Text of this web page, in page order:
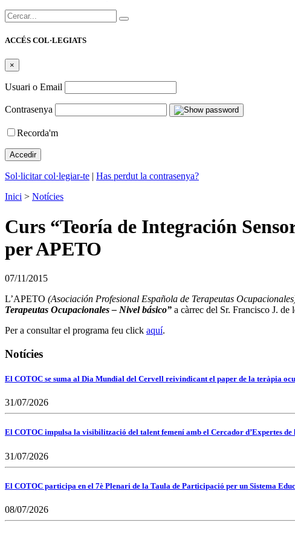
Cercar:
ACCÉS COL·LEGIATS
×
Usuari o Email
Contrasenya
Recorda'm
Sol·licitar col·legiar-te | Has perdut la contrasenya?
Inici > Notícies
Curs “Teoría de Integración
per APETO
07/11/2015
L’APETO (Asociación Profesional Española de Terapeutas
Terapeutas Ocupacionales – Nivel básico” a càrrec del Sr. Francisco J. de
Per a consultar el programa feu click aquí.
Notícies
El COTOC se suma al Dia Mundial del Cervell reivindicant el paper de la teràpia
31/07/2026
El COTOC impulsa la visibilització del talent femení amb el Cercador d’Expertes de
31/07/2026
El COTOC participa en el 7è Plenari de la Taula de Participació per un Sistema
08/07/2026